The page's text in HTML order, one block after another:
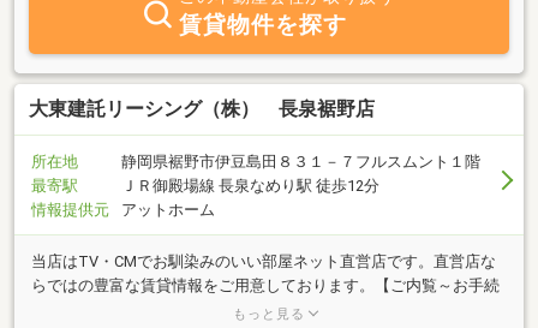
らないことがございましたら、メール、お電話、LINEにてご遠慮な
くご相談ください。 賃貸物件を探す
大東建託リーシング（株） 長泉裾野店
所在地
静岡県裾野市伊豆島田８３１－７フルスムント１階
最寄駅
ＪＲ御殿場線 長泉なめり駅 徒歩12分
情報提供元
アットホーム
当店はTV・CMでお馴染みのいい部屋ネット直営店です。直営店な
らではの豊富な賃貸情報をご用意しております。【ご内覧～お手続
き～鍵のお渡し】まで非対面で完了できるので、全国各地からのお
もっと見る